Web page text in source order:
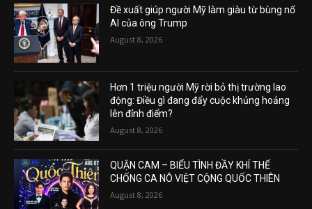
Đề xuất giúp người Mỹ làm giàu từ bùng nổ
AI của ông Trump
August 8, 2026
Hơn 1 triệu người Mỹ rời bỏ thị trường lao
động: Điều gì đang đẩy cuộc khủng hoảng
lên đỉnh điểm?
August 8, 2026
QUẬN CAM – BIỂU TÌNH ĐẦY KHÍ THẾ
CHỐNG CA NÔ VIỆT CỘNG QUỐC THIÊN
August 8, 2026